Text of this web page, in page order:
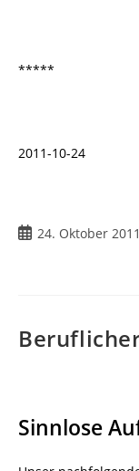
*****
2011-10-24
Beitrag
24. Oktober 2011
Sinnlose